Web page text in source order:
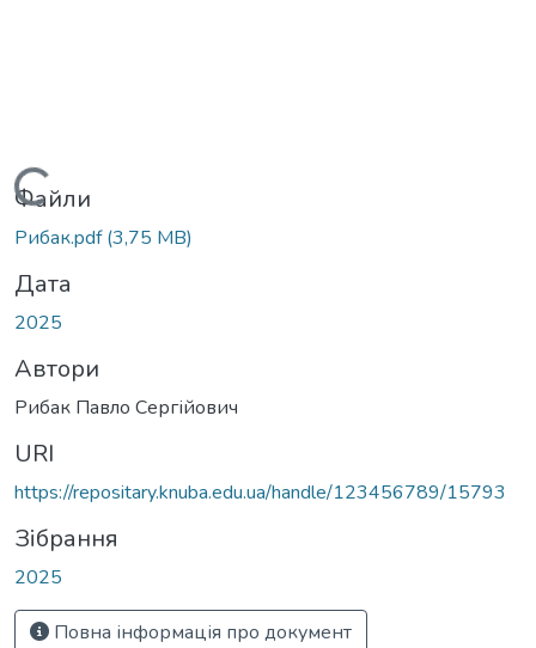
Вантажиться...
Файли
Рибак.pdf(3,75 MB)
Дата
2025
Автори
Рибак Павло Сергійович
URI
https://repositary.knuba.edu.ua/handle/123456789/15793
Зібрання
2025
Повна інформація про документ